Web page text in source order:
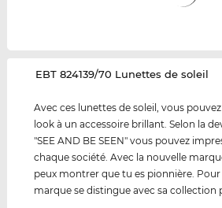
‌EBT 824139/70 Lunettes de soleil
Avec ces lunettes de soleil, vous
look à un accessoire brillant. Selon la
"SEE AND BE SEEN" vous pouvez
chaque société. Avec la nouvelle
peux montrer que tu es pionnière.
marque se distingue avec sa collection